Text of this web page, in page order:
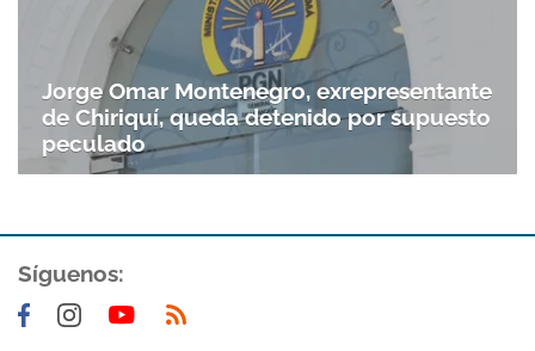
Jorge Omar Montenegro, exrepresentante
de Chiriquí, queda detenido por supuesto
peculado
Síguenos: